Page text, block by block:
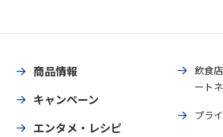
商品情報
キャンペーン
エンタメ・レシピ
飲食
ートネ
プラ